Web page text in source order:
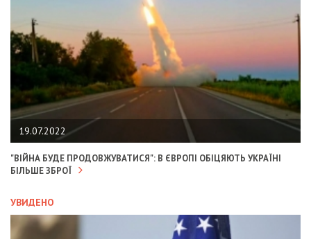
19.07.2022
"ВІЙНА БУДЕ ПРОДОВЖУВАТИСЯ": В ЄВРОПІ ОБІЦЯЮТЬ УКРАЇНІ
БІЛЬШЕ ЗБРОЇ
УВИДЕНО